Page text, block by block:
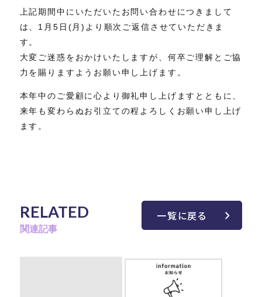
上記期間中にいただいたお問い合わせにつきまして
は、1月5日(月)より順次ご返信させていただきま
す。
大変ご迷惑をおかけいたしますが、何卒ご理解とご協
力を賜りますようお願い申し上げます。
本年中のご愛顧に心より御礼申し上げますとともに、
来年も変わらぬお引立ての程よろしくお願い申し上げ
ます。
RELATED
関連記事
一覧に戻る